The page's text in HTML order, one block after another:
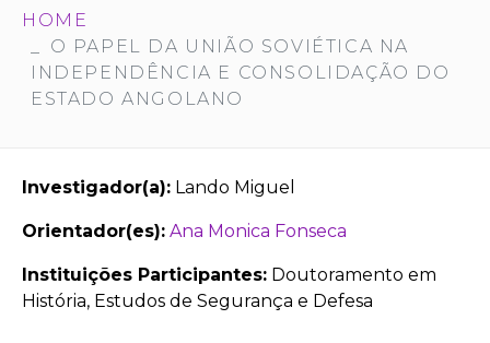
HOME
O PAPEL DA UNIÃO SOVIÉTICA NA
INDEPENDÊNCIA E CONSOLIDAÇÃO DO
ESTADO ANGOLANO
Investigador(a): Lando Miguel
Orientador(es): Ana Monica Fonseca
Instituições Participantes: Doutoramento em
História, Estudos de Segurança e Defesa